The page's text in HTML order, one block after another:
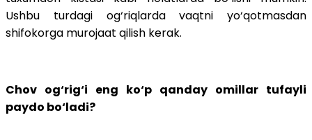
Ushbu turdagi og‘riqlarda vaqtni yo‘qotmasdan
shifokorga murojaat qilish kerak.
Chov og‘rig‘i eng ko‘p qanday omillar tufayli
paydo bo‘ladi?